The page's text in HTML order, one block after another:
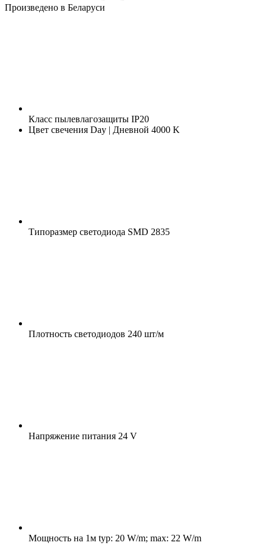
Произведено в Беларуси
Класс пылевлагозащиты IP20
Цвет свечения Day | Дневной 4000 K
Типоразмер светодиода SMD 2835
Плотность светодиодов 240 шт/м
Напряжение питания 24 V
Мощность на 1м typ: 20 W/m; max: 22 W/m